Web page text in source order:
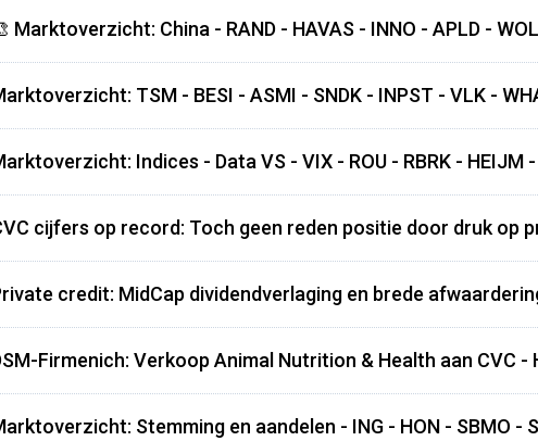
Marktoverzicht: China - RAND - HAVAS - INNO - APLD -
TSM - BESI - ASMI - SNDK - INPST - VLK -
Indices - Data VS - VIX - ROU - RBRK - HEIJM -
cijfers op record: Toch geen reden positie door druk op
credit: MidCap dividendverlaging en brede
Firmenich: Verkoop Animal Nutrition & Health aan CVC -
Stemming en aandelen - ING - HON - SBMO -